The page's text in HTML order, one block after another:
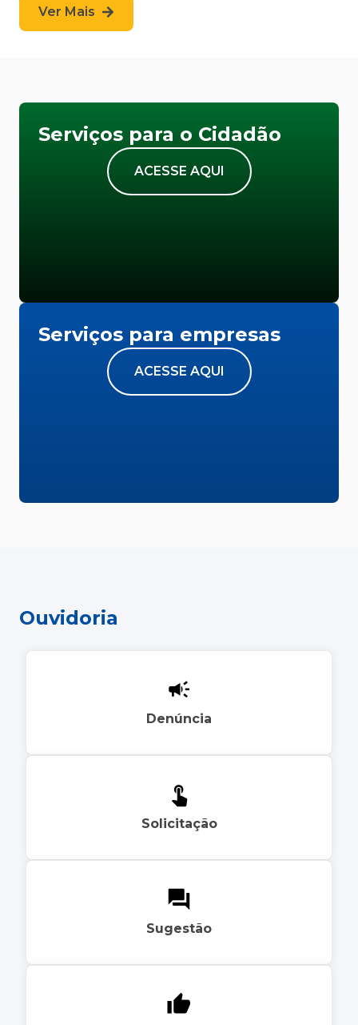
Ver Mais
Serviços para o Cidadão
ACESSE AQUI
Serviços para empresas
ACESSE AQUI
Ouvidoria
Denúncia
Solicitação
Sugestão